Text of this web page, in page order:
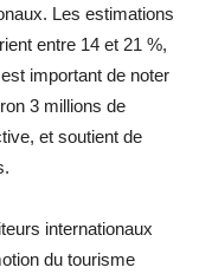
Les estimations
entre 14 et 21 %,
important de noter
3 millions de
et soutient de
internationaux
du tourisme